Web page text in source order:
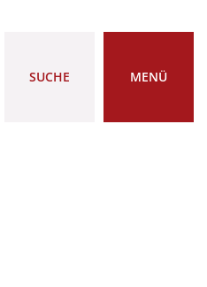
SUCHE MENÜ